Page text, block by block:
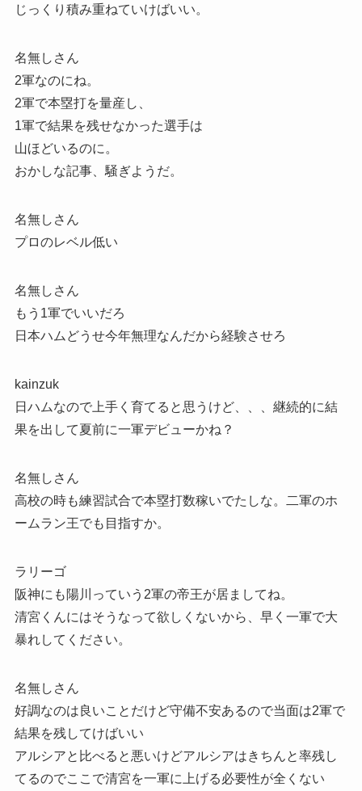
じっくり積み重ねていけばいい。
名無しさん
2軍なのにね。
2軍で本塁打を量産し、
1軍で結果を残せなかった選手は
山ほどいるのに。
おかしな記事、騒ぎようだ。
名無しさん
プロのレベル低い
名無しさん
もう1軍でいいだろ
日本ハムどうせ今年無理なんだから経験させろ
kainzuk
日ハムなので上手く育てると思うけど、、、継続的に結
果を出して夏前に一軍デビューかね？
名無しさん
高校の時も練習試合で本塁打数稼いでたしな。二軍のホ
ームラン王でも目指すか。
ラリーゴ
阪神にも陽川っていう2軍の帝王が居ましてね。
清宮くんにはそうなって欲しくないから、早く一軍で大
暴れしてください。
名無しさん
好調なのは良いことだけど守備不安あるので当面は2軍で
結果を残してけばいい
アルシアと比べると悪いけどアルシアはきちんと率残し
てるのでここで清宮を一軍に上げる必要性が全くない